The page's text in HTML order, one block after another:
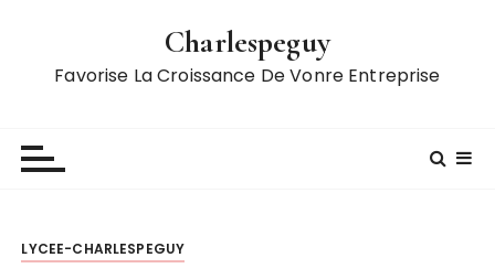
Charlespeguy
Favorise La Croissance De Vonre Entreprise
LYCEE-CHARLESPEGUY